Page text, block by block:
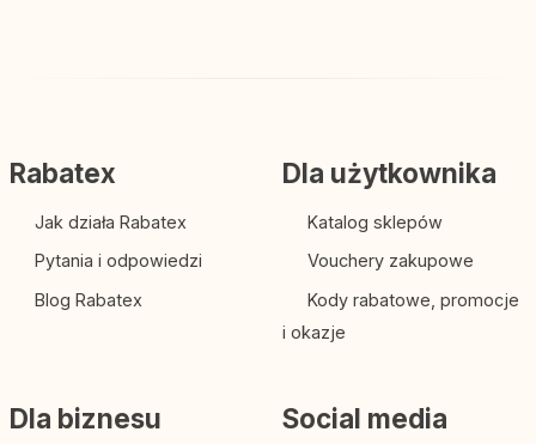
Rabatex
Jak działa Rabatex
Pytania i odpowiedzi
Blog Rabatex
Dla użytkownika
Katalog sklepów
Vouchery zakupowe
Kody rabatowe, promocje
i okazje
Dla biznesu Social media